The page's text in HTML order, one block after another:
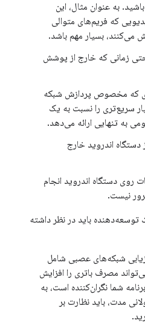
به عنوان مثال، این
که فریم‌های متوالی
می‌کنند، بسیار مهم باشد.
حتی زمانی که خارج از پوشش
که مخصوص پردازش شبکه
سریع‌تری را نسبت به یک
دستگاه اندروید خارج
روی دستگاه اندروید انجام
نیست.
باید در نظر داشته
شبکه‌های عصبی شامل
مصرف باتری را افزایش
شما نگران‌کننده است، به
مدت، باید نظارت بر